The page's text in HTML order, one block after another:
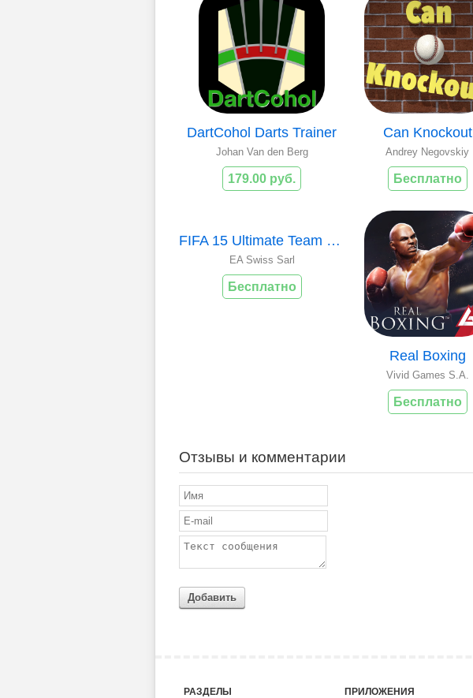
DartCohol Darts Trainer
Johan Van den Berg
179.00 руб.
Can Knockout
Andrey Negovskiy
Бесплатно
FIFA 15 Ultimate Team by EA SPORTS
EA Swiss Sarl
Бесплатно
Real Boxing
Vivid Games S.A.
Бесплатно
Отзывы и комментарии
Добавить
РАЗДЕЛЫ ПРИЛОЖЕНИЯ